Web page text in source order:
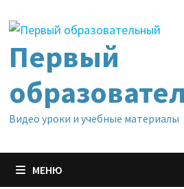
содержимому
Первый
Видео уроки и учебные материалы
МЕНЮ